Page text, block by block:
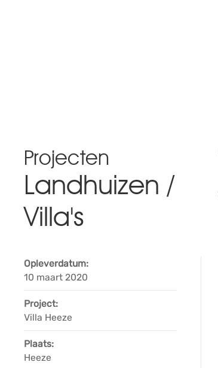
Projecten
Landhuizen /
Villa's
Opleverdatum:
10 maart 2020
Project:
Villa Heeze
Plaats:
Heeze